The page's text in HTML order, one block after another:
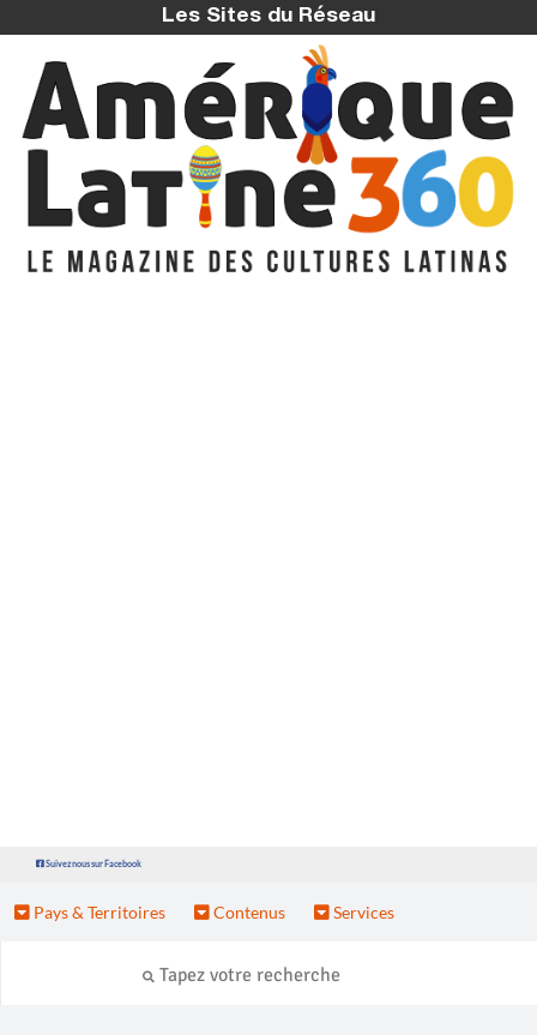
Les Sites du Réseau
Suivez nous sur Facebook
Pays & Territoires Contenus Services